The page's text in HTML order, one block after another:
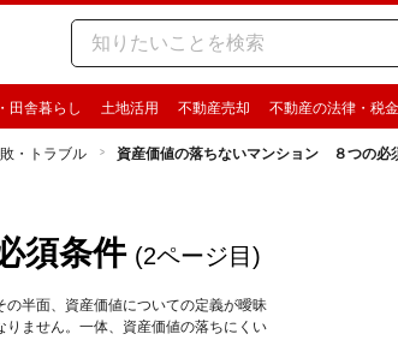
田舎暮らし 土地活用 不動産売却 不動産の法律・税
・トラブル 資産価値の落ちないマンション ８つの必
須条件 (2ページ目)
半面、資産価値についての定義が曖昧
ません。一体、資産価値の落ちにくい